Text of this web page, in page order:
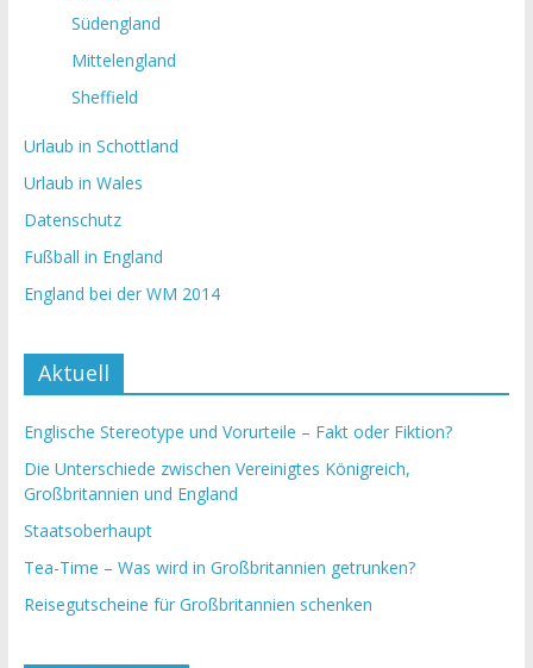
Südengland
Mittelengland
Sheffield
Urlaub in Schottland
Urlaub in Wales
Datenschutz
Fußball in England
England bei der WM 2014
Aktuell
Englische Stereotype und Vorurteile – Fakt oder Fiktion?
Die Unterschiede zwischen Vereinigtes Königreich,
Großbritannien und England
Staatsoberhaupt
Tea-Time – Was wird in Großbritannien getrunken?
Reisegutscheine für Großbritannien schenken